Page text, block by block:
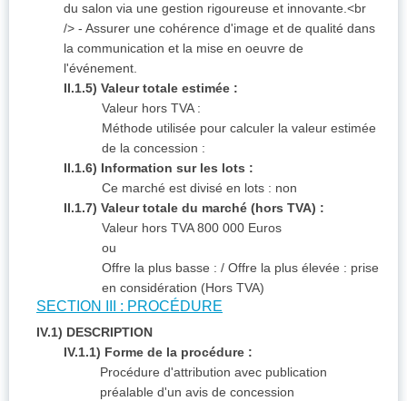
du salon via une gestion rigoureuse et innovante.<br
/> - Assurer une cohérence d'image et de qualité dans
la communication et la mise en oeuvre de
l'événement.
II.1.5) Valeur totale estimée :
Valeur hors TVA :
Méthode utilisée pour calculer la valeur estimée
de la concession :
II.1.6) Information sur les lots :
Ce marché est divisé en lots : non
II.1.7) Valeur totale du marché (hors TVA) :
Valeur hors TVA 800 000 Euros
ou
Offre la plus basse : / Offre la plus élevée : prise
en considération (Hors TVA)
SECTION III : PROCÉDURE
IV.1) DESCRIPTION
IV.1.1) Forme de la procédure :
Procédure d'attribution avec publication
préalable d'un avis de concession